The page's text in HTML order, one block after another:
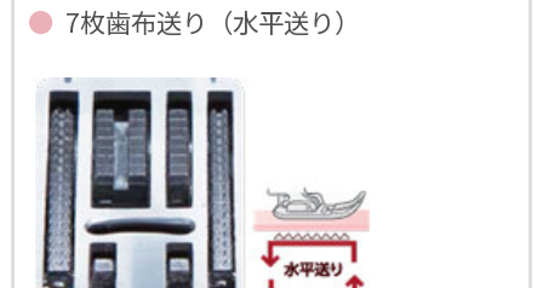
7枚歯布送り（水平送り）